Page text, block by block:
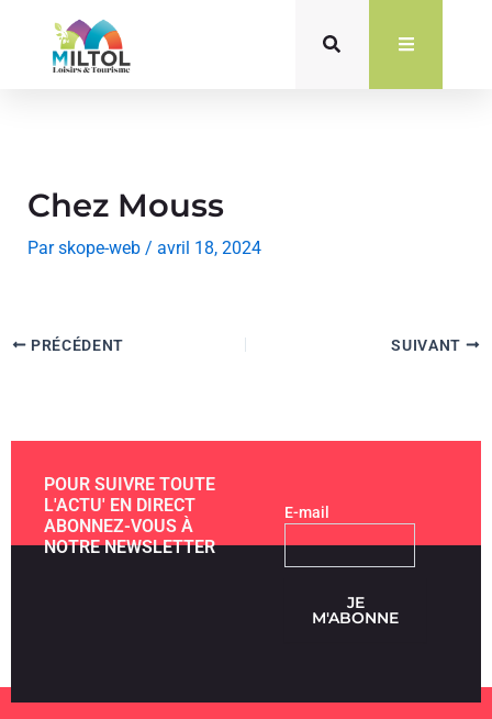
contenu
Chez Mouss
Parskope-web / avril 18, 2024
PRÉCÉDENT SUIVANT
POUR SUIVRE TOUTE
L'ACTU' EN DIRECT
ABONNEZ-VOUS À
NOTRE NEWSLETTER
E-mail
JE
M'ABONNE